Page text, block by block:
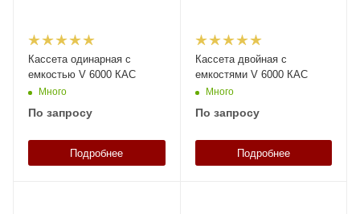
Кассета одинарная с
емкостью V 6000 КАС
Много
По запросу
Подробнее
Кассета двойная с
емкостями V 6000 КАС
Много
По запросу
Подробнее